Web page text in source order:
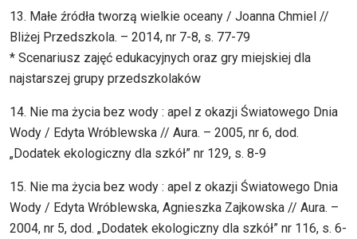
13. Małe źródła tworzą wielkie oceany / Joanna Chmiel //
Bliżej Przedszkola. – 2014, nr 7-8, s. 77-79
* Scenariusz zajęć edukacyjnych oraz gry miejskiej dla
najstarszej grupy przedszkolaków
14. Nie ma życia bez wody : apel z okazji Światowego Dnia
Wody / Edyta Wróblewska // Aura. – 2005, nr 6, dod.
„Dodatek ekologiczny dla szkół” nr 129, s. 8-9
15. Nie ma życia bez wody : apel z okazji Światowego Dnia
Wody / Edyta Wróblewska, Agnieszka Zajkowska // Aura. –
2004, nr 5, dod. „Dodatek ekologiczny dla szkół” nr 116, s. 6-